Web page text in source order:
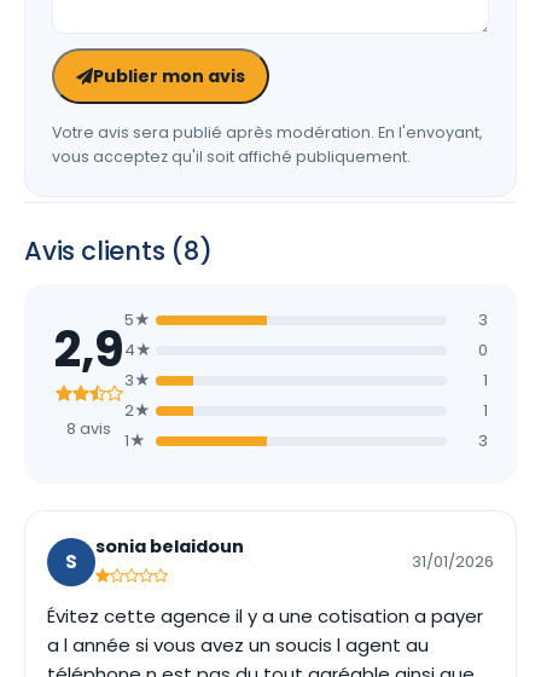
Publier mon avis
Votre avis sera publié après modération. En l'envoyant,
vous acceptez qu'il soit affiché publiquement.
Avis clients (8)
2,9
8 avis
5★
3
4★
0
3★
1
2★
1
1★
3
S
sonia belaidoun
31/01/2026
Évitez cette agence il y a une cotisation a payer
a l année si vous avez un soucis l agent au